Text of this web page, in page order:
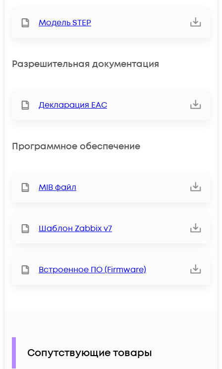
Модель STEP
Разрешительная документация
Декларация ЕАС
Программное обеспечение
MIB файл
Шаблон Zabbix v7
Встроенное ПО (Firmware)
Сопутствующие товары